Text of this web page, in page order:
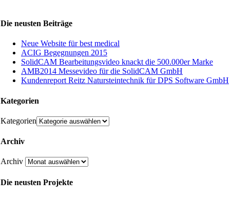
Die neusten Beiträge
Neue Website für best medical
ACIG Begegnungen 2015
SolidCAM Bearbeitungsvideo knackt die 500.000er Marke
AMB2014 Messevideo für die SolidCAM GmbH
Kundenreport Reitz Natursteintechnik für DPS Software GmbH
Kategorien
Kategorien
Archiv
Archiv
Die neusten Projekte